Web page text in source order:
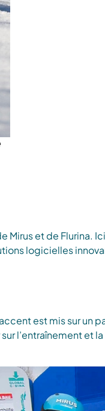
Mirus et de Flurina.
logicielles
est mis sur un
l’entraînement et